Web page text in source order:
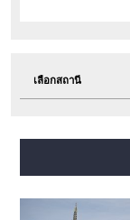
เลือกสถานี
สายอิมาซาโตะซุจิ